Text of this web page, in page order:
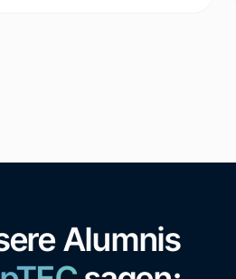
Alumnis